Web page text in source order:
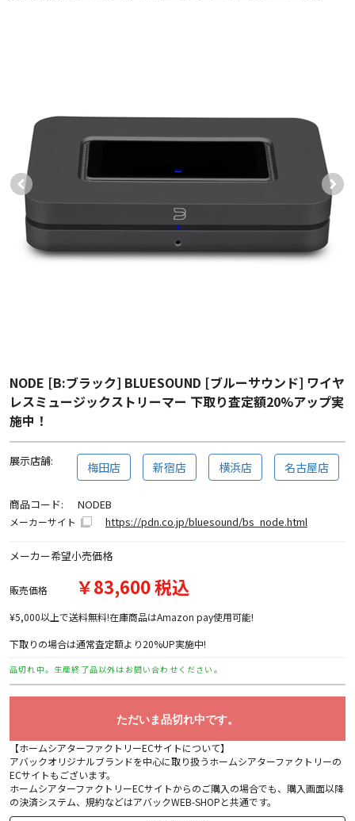
NODE [B:ブラック] BLUESOUND [ブルーサウンド] ワイヤ
レスミュージックストリーマー 下取り査定額20%アップ実
施中！
展示店舗: 梅田店 新宿店 横浜店 名古屋店
商品コード: NODEB
メーカーサイト https://pdn.co.jp/bluesound/bs_node.html
メーカー希望小売価格
販売価格 ￥83,600 税込
¥5,000以上で送料無料!在庫商品はAmazon pay使用可能!
下取りの場合は通常査定額より20%UP実施中!
品切れ中。生産終了品以外はお問い合わせください。
ただいま品切れ中です。
【ホームシアターファクトリーECサイトについて】
アバックオリジナルブランドを中心に取り扱うホームシアターファクトリーの
ECサイトもございます。
ホームシアターファクトリーECサイトからのご購入の場合でも、購入画面以降
の決済システム、規約などはアバックWEB-SHOPと共通です。